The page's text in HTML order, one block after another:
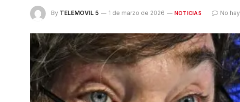
By TELEMOVIL 5 1 de marzo de 2026 NOTICIAS No